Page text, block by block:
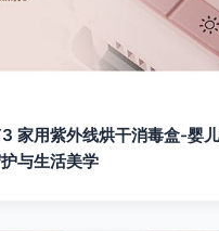
家用紫外线烘干消毒盒-婴
与生活美学